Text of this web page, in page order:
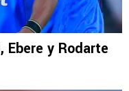
Ebere y Rodarte